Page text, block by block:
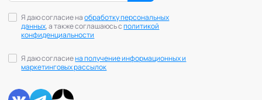
Осознанность
Отношения в паре
Отношения с родителями
Персональный коучинг
Я даю согласие наобработку персональных
данных, а также соглашаюсь сполитикой
конфиденциальности
Я даю согласиена получение информационных и
маркетинговых рассылок